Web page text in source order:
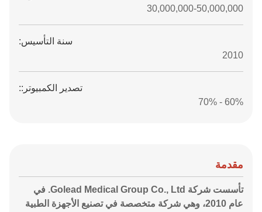
30,000,000-50,000,000
سنة التأسيس:
2010
تصدير الكمبيوتر::
60% - 70%
مقدمة
تأسست شركة Golead Medical Group Co., Ltd. في
عام 2010، وهي شركة متخصصة في تصنيع الأجهزة الطبية